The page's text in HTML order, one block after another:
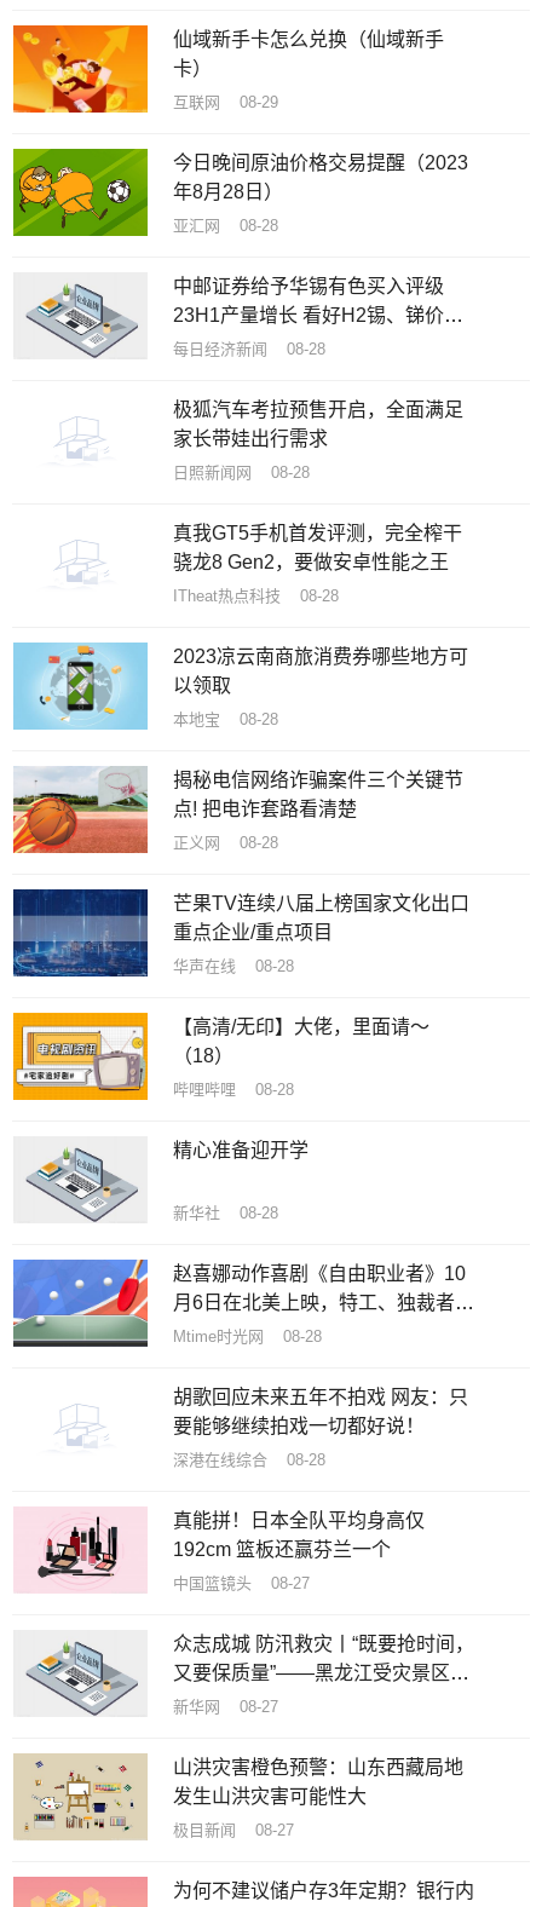
仙域新手卡怎么兑换（仙域新手
卡）
互联网 08-29
今日晚间原油价格交易提醒（2023
年8月28日）
亚汇网 08-28
中邮证券给予华锡有色买入评级
23H1产量增长 看好H2锡、锑价格
企稳回升
每日经济新闻 08-28
极狐汽车考拉预售开启，全面满足
家长带娃出行需求
日照新闻网 08-28
真我GT5手机首发评测，完全榨干
骁龙8 Gen2，要做安卓性能之王
ITheat热点科技 08-28
2023凉云南商旅消费券哪些地方可
以领取
本地宝 08-28
揭秘电信网络诈骗案件三个关键节
点! 把电诈套路看清楚
正义网 08-28
芒果TV连续八届上榜国家文化出口
重点企业/重点项目
华声在线 08-28
【高清/无印】大佬，里面请～
（18）
哔哩哔哩 08-28
精心准备迎开学
新华社 08-28
赵喜娜动作喜剧《自由职业者》10
月6日在北美上映，特工、独裁者和
美女丛林逃亡
Mtime时光网 08-28
胡歌回应未来五年不拍戏 网友：只
要能够继续拍戏一切都好说！
深港在线综合 08-28
真能拼！日本全队平均身高仅
192cm 篮板还赢芬兰一个
中国篮镜头 08-27
众志成城 防汛救灾丨“既要抢时间，
又要保质量”——黑龙江受灾景区加
速恢复重建
新华网 08-27
山洪灾害橙色预警：山东西藏局地
发生山洪灾害可能性大
极目新闻 08-27
为何不建议储户存3年定期？银行内